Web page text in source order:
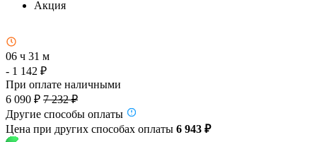
Акция
06 ч 31 м
- 1 142 ₽
При оплате наличными
6 090 ₽ 7 232 ₽
Другие способы оплаты
Цена при других способах оплаты 6 943 ₽